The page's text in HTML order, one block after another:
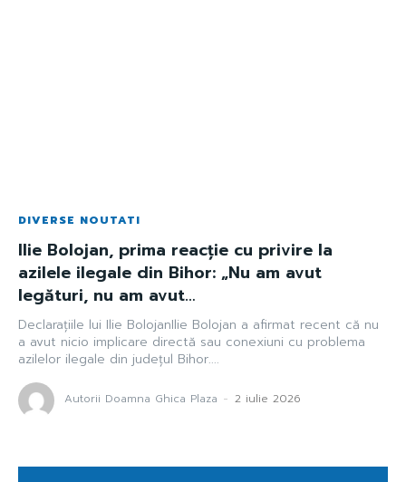
DIVERSE NOUTATI
Ilie Bolojan, prima reacție cu privire la
azilele ilegale din Bihor: „Nu am avut
legături, nu am avut…
Declarațiile lui Ilie BolojanIlie Bolojan a afirmat recent că nu
a avut nicio implicare directă sau conexiuni cu problema
azilelor ilegale din județul Bihor....
Autorii Doamna Ghica Plaza - 2 iulie 2026